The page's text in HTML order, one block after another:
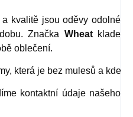
kvalitě jsou oděvy odolné
Značka Wheatklade
oblečení.
která je bez mulesů a kde
kontaktní údaje našeho